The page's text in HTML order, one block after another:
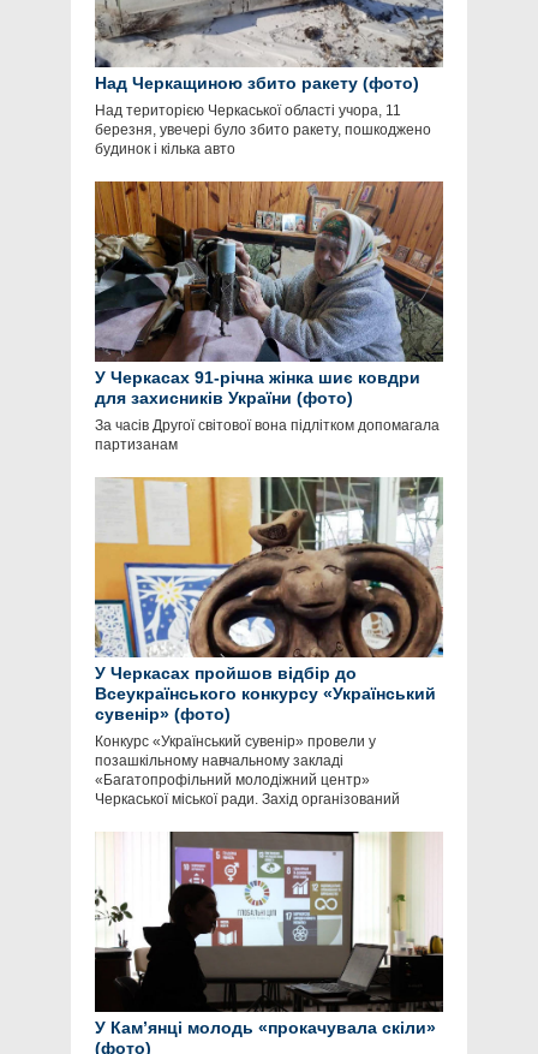
Над Черкащиною збито ракету (фото)
Над територією Черкаської області учора, 11
березня, увечері було збито ракету, пошкоджено
будинок і кілька авто
У Черкасах 91-річна жінка шиє ковдри
для захисників України (фото)
За часів Другої світової вона підлітком допомагала
партизанам
У Черкасах пройшов відбір до
Всеукраїнського конкурсу «Український
сувенір» (фото)
Конкурс «Український сувенір» провели у
позашкільному навчальному закладі
«Багатопрофільний молодіжний центр»
Черкаської міської ради. Захід організований
У Кам’янці молодь «прокачувала скіли»
(фото)